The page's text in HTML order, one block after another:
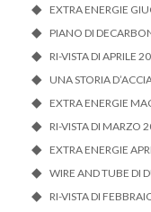
EXTRA ENERGIE
PIANO DI
RI-VISTA DI APRILE
UNA STORIA
EXTRA ENERGIE
RI-VISTA DI MARZO
EXTRA ENERGIE
WIRE AND TUBE DI
RI-VISTA DI